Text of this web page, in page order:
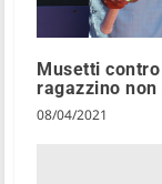
Musetti contro
ragazzino
08/04/2021